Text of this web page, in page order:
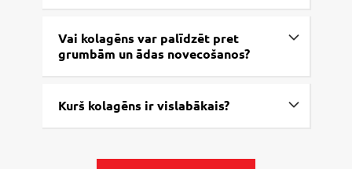
Vai kolagēns var palīdzēt pret
grumbām un ādas novecošanos?
Kurš kolagēns ir vislabākais?